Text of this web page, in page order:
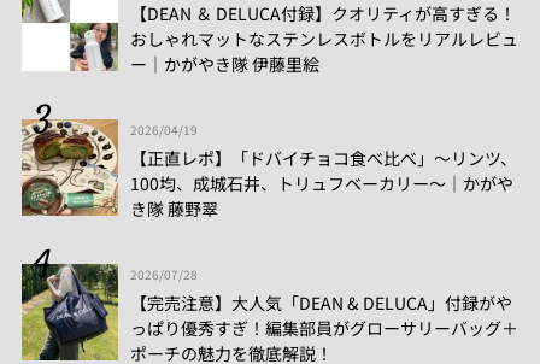
【DEAN ＆ DELUCA付録】クオリティが高すぎる！
おしゃれマットなステンレスボトルをリアルレビュ
ー│かがやき隊 伊藤里絵
2026/04/19
【正直レポ】「ドバイチョコ食べ比べ」～リンツ、
100均、成城石井、トリュフベーカリー～｜かがや
き隊 藤野翠
2026/07/28
【完売注意】大人気「DEAN & DELUCA」付録がや
っぱり優秀すぎ！編集部員がグローサリーバッグ＋
ポーチの魅力を徹底解説！